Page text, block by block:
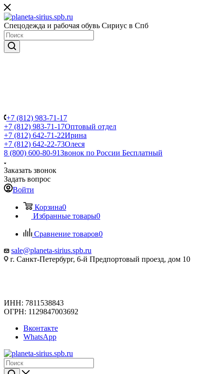
Спецодежда и рабочая обувь Сириус в Спб
+7 (812) 983-71-17
+7 (812) 983-71-17Оптовый отдел
+7 (812) 642-71-22Ирина
+7 (812) 642-22-73Олеся
8 (800) 600-80-91Звонок по России Бесплатный
Заказать звонок
Задать вопрос
Войти
Корзина0
Избранные товары0
Сравнение товаров0
sale@planeta-sirius.spb.ru
г. Санкт-Петербург, 6-й Предпортовый проезд, дом 10
ИНН: 7811538843
ОГРН: 1129847003692
Вконтакте
WhatsApp